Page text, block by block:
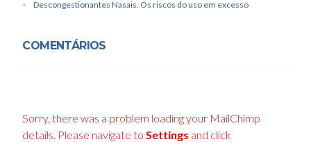
Descongestionantes Nasais. Os riscos do uso em excesso
COMENTÁRIOS
Sorry, there was a problem loading your MailChimp
details. Please navigate toSettings and click